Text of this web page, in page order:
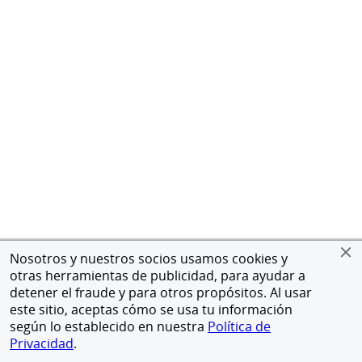
Nosotros y nuestros socios usamos cookies y
otras herramientas de publicidad, para ayudar a
detener el fraude y para otros propósitos. Al usar
este sitio, aceptas cómo se usa tu información
según lo establecido en nuestra Política de
Privacidad.